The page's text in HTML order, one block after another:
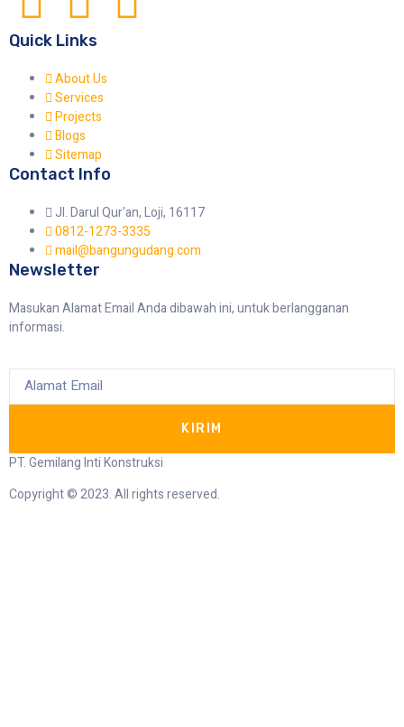
Quick Links
About Us
Services
Projects
Blogs
Sitemap
Contact Info
Jl. Darul Qur'an, Loji, 16117
0812-1273-3335
mail@bangungudang.com
Newsletter
Masukan Alamat Email Anda dibawah ini, untuk berlangganan
informasi.
KIRIM
PT. Gemilang Inti Konstruksi
Copyright © 2023. All rights reserved.